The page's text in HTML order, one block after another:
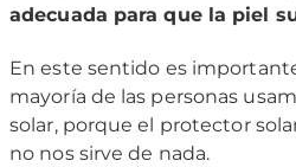
adecuada para que la piel
En este sentido es
mayoría de las personas
solar, porque el protector
no nos sirve de nada.